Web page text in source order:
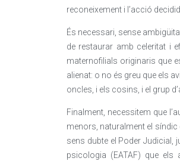
reconeixement i l’acció
És necessari, sense
de restaurar amb celeritat i
maternofilials originaris que
alienat: o no és greu que els
oncles, i els cosins, i el grup
Finalment, necessitem que
menors, naturalment el
sens dubte el Poder Judicial,
psicologia (EATAF) que